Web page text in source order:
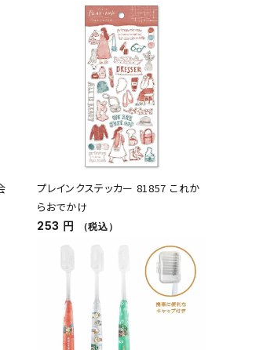
プレインクステッカー 81857 これか
らおでかけ
253 円 （税込）